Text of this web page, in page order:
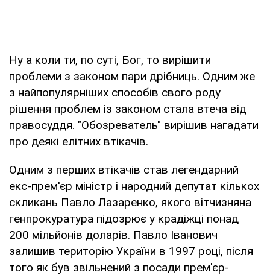
Ну а коли ти, по суті, Бог, то вирішити
проблеми з законом пари дрібниць. Одним же
з найпопулярніших способів свого роду
рішення проблем із законом стала втеча від
правосуддя. "Обозреватель" вирішив нагадати
про деякі елітних втікачів.
Одним з перших втікачів став легендарний
екс-прем'єр міністр і народний депутат кількох
скликань Павло Лазаренко, якого вітчизняна
генпрокуратура підозрює у крадіжці понад
200 мільйонів доларів. Павло Іванович
залишив територію України в 1997 році, після
того як був звільнений з посади прем'єр-